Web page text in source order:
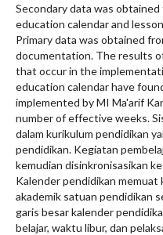
Secondary data was
education calendar and
Primary data was obtained
documentation. The results
that occur in the
education calendar have
implemented by MI Ma'arif
number of effective weeks.
dalam kurikulum pendidikan
pendidikan. Kegiatan
kemudian disinkronisasikan
Kalender pendidikan memuat
akademik satuan pendidikan
garis besar kalender
belajar, waktu libur, dan